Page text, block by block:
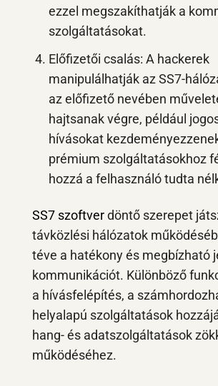
ezzel megszakíthatják a
szolgáltatásokat.
Előfizetői csalás: A hackerek
manipulálhatják az SS7-
az előfizető nevében
hajtsanak végre, például
hívásokat
prémium szolgáltatásokhoz
hozzá a felhasználó tudta
SS7 szoftver döntő szerepet
távközlési hálózatok
téve a hatékony és megbízható
kommunikációt. Különböző
a hívásfelépítés, a
helyalapú szolgáltatások
hang- és adatszolgáltatások
működéséhez.